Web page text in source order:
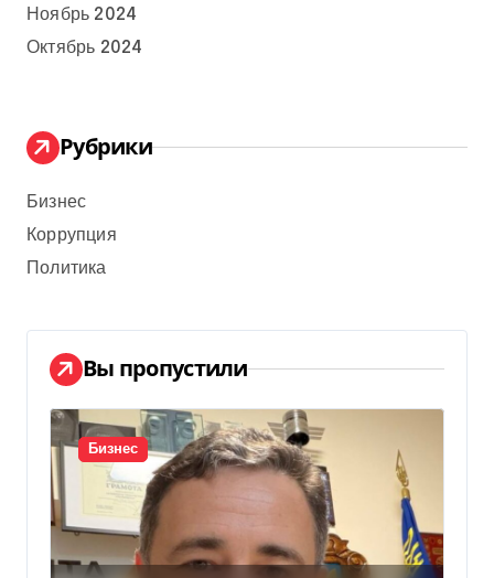
Ноябрь 2024
Октябрь 2024
Рубрики
Бизнес
Коррупция
Политика
Вы пропустили
Бизнес